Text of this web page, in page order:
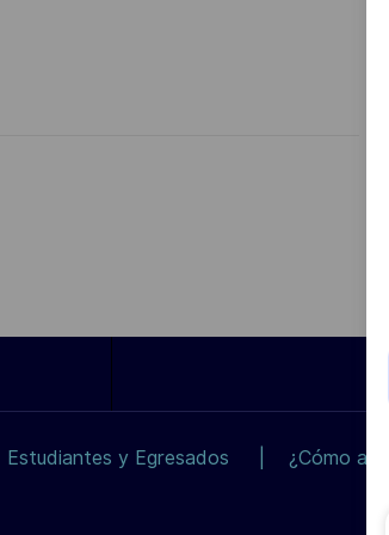
Estudiantes y Egresados ¿Cómo